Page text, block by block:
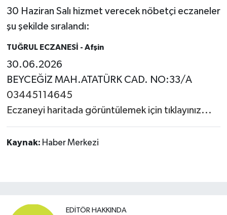
30 Haziran Salı hizmet verecek nöbetçi eczaneler
şu şekilde sıralandı:
TUĞRUL ECZANESİ - Afşin
30.06.2026
BEYCEĞİZ MAH.ATATÜRK CAD. NO:33/A
03445114645
Eczaneyi haritada görüntülemek için tıklayınız...
Kaynak: Haber Merkezi
EDITÖR HAKKINDA